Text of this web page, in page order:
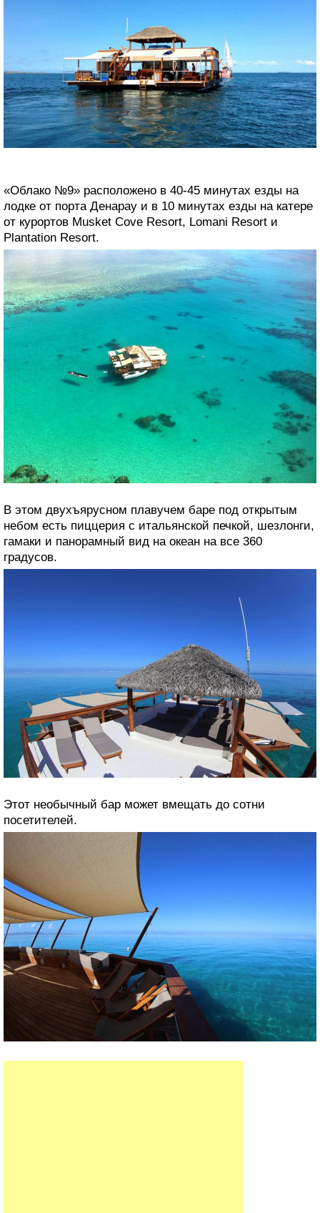
«Облако №9» расположено в 40-45 минутах езды на
лодке от порта Денарау и в 10 минутах езды на катере
от курортов Musket Cove Resort, Lomani Resort и
Plantation Resort.
В этом двухъярусном плавучем баре под открытым
небом есть пиццерия с итальянской печкой, шезлонги,
гамаки и панорамный вид на океан на все 360
градусов.
Этот необычный бар может вмещать до сотни
посетителей.